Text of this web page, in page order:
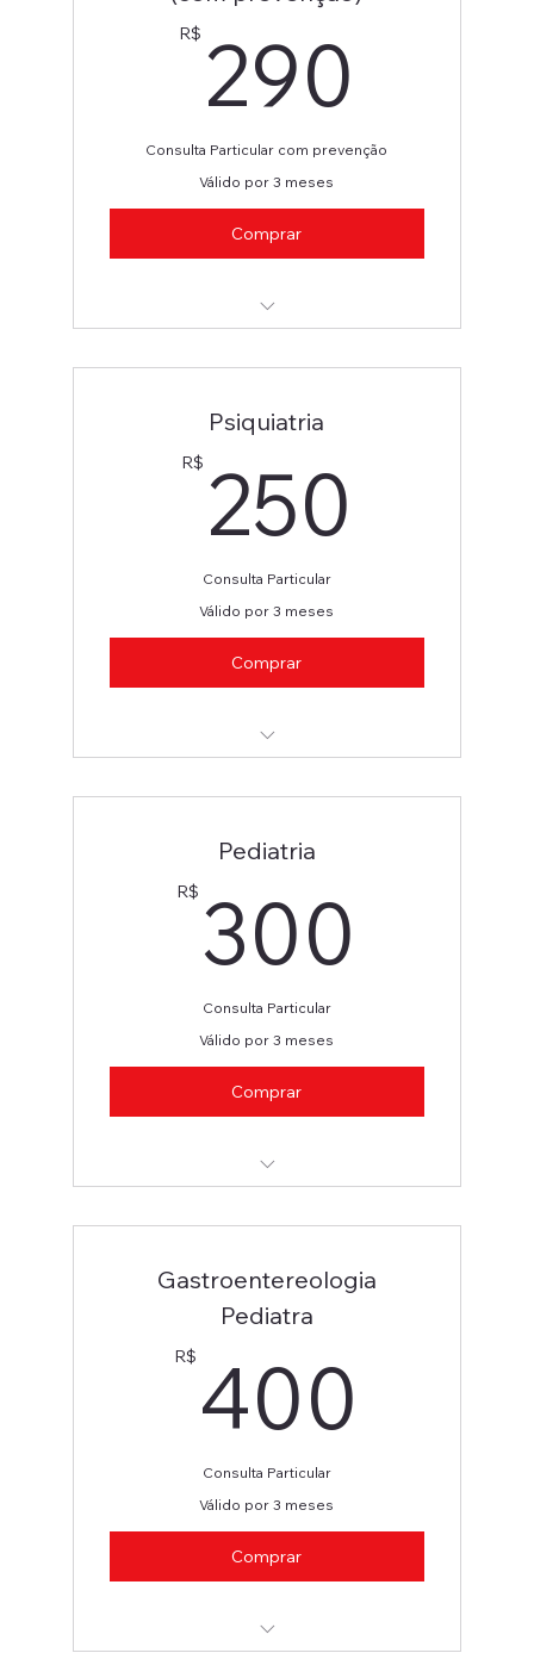
R$ 290
Consulta Particular com prevenção
Válido por 3 meses
Comprar
Psiquiatria
R$ 250
Consulta Particular
Válido por 3 meses
Comprar
Pediatria
R$ 300
Consulta Particular
Válido por 3 meses
Comprar
Gastroentereologia
Pediatra
R$ 400
Consulta Particular
Válido por 3 meses
Comprar